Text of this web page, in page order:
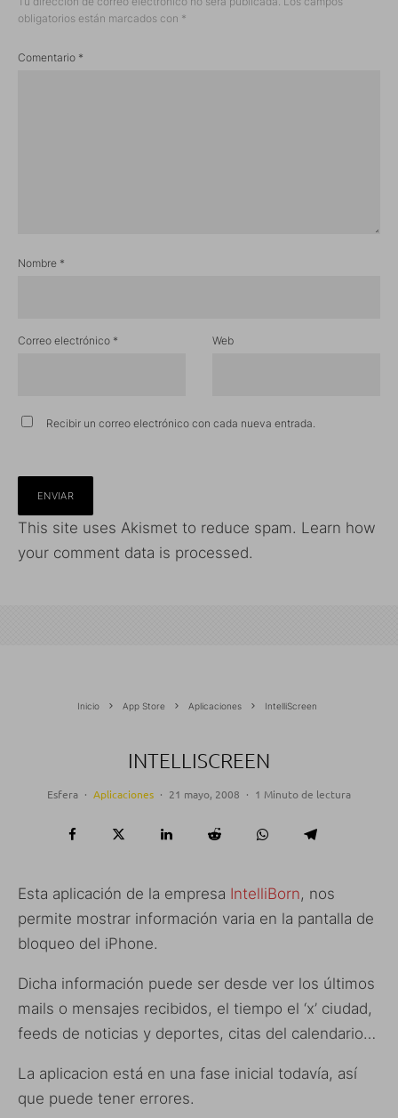
obligatorios están marcados con *
Comentario *
Nombre *
Correo electrónico * Web
Recibir un correo electrónico con cada nueva entrada.
This site uses Akismet to reduce spam. Learn how
your comment data is processed.
Inicio App Store Aplicaciones IntelliScreen
INTELLISCREEN
Esfera · Aplicaciones · 21 mayo, 2008 · 1 Minuto de lectura
Esta aplicación de la empresa IntelliBorn, nos
permite mostrar información varia en la pantalla de
bloqueo del iPhone.
Dicha información puede ser desde ver los últimos
mails o mensajes recibidos, el tiempo el ‘x’ ciudad,
feeds de noticias y deportes, citas del calendario…
La aplicacion está en una fase inicial todavía, así
que puede tener errores.